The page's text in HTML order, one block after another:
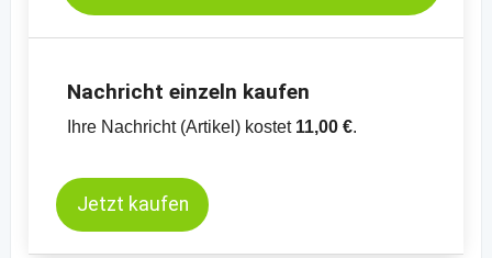
Nachricht einzeln kaufen
Ihre Nachricht (Artikel) kostet 11,00 €.
Jetzt kaufen